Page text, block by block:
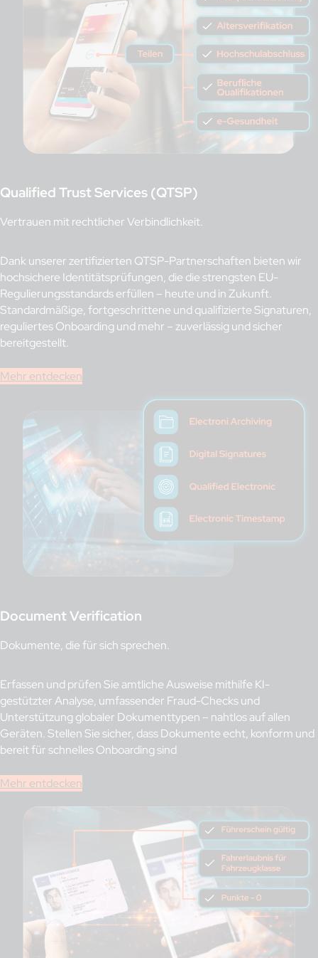
Qualified Trust Services (QTSP)
Vertrauen mit rechtlicher Verbindlichkeit.
Dank unserer zertifizierten QTSP-Partnerschaften bieten wir
hochsichere Identitätsprüfungen, die die strengsten EU-
Regulierungsstandards erfüllen – heute und in Zukunft.
Standardmäßige, fortgeschrittene und qualifizierte Signaturen,
reguliertes Onboarding und mehr – zuverlässig und sicher
bereitgestellt.
Mehr entdecken
Document Verification
Dokumente, die für sich sprechen.
Erfassen und prüfen Sie amtliche Ausweise mithilfe KI-
gestützter Analyse, umfassender Fraud-Checks und
Unterstützung globaler Dokumenttypen – nahtlos auf allen
Geräten. Stellen Sie sicher, dass Dokumente echt, konform und
bereit für schnelles Onboarding sind
Mehr entdecken